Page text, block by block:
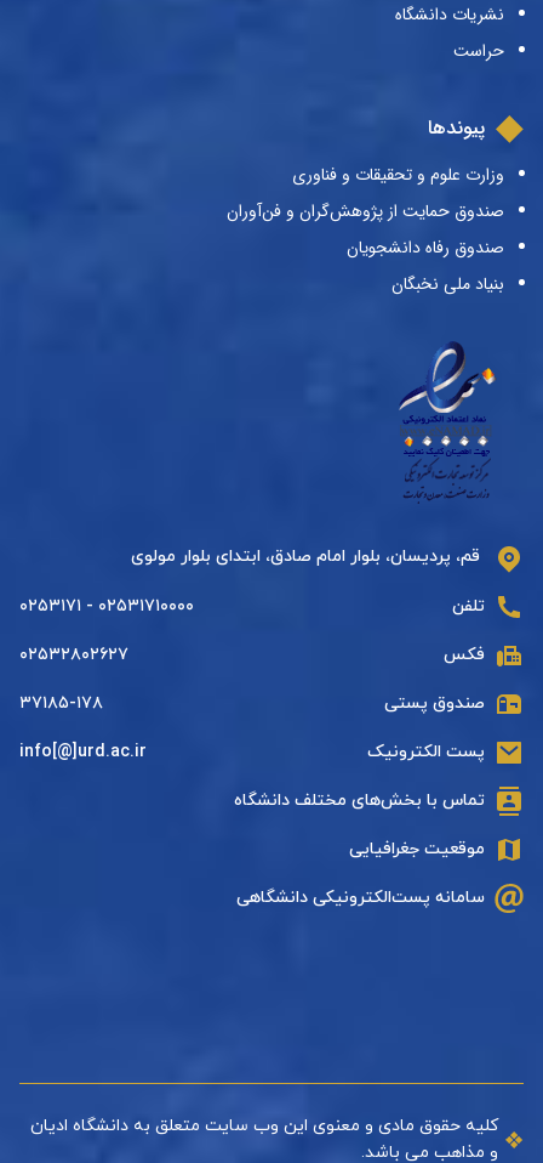
نشریات دانشگاه
حراست
پیوندها
وزارت علوم و تحقیقات و فناوری
صندوق حمایت از پژوهش‌گران و فن‌آوران
صندوق رفاه دانشجویان
بنیاد ملی نخبگان
قم، پردیسان، بلوار امام صادق، ابتدای بلوار مولوی
تلفن ۰۲۵۳۱۷۱۰۰۰۰ - ۰۲۵۳۱۷۱
فکس ۰۲۵۳۲۸۰۲۶۲۷
صندوق پستی ۳۷۱۸۵-۱۷۸
پست الکترونیک info[@]urd.ac.ir
تماس با بخش‌های مختلف دانشگاه
موقعیت جغرافیایی
سامانه پست‌الکترونیکی دانشگاهی
کلیه حقوق مادی و معنوی این وب سایت متعلق به دانشگاه ادیان
و مذاهب می باشد.